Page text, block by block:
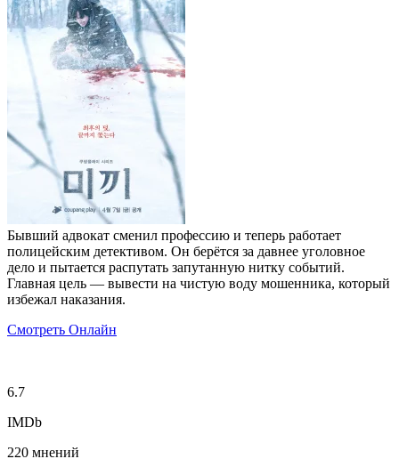
Бывший адвокат сменил профессию и теперь работает
полицейским детективом. Он берётся за давнее уголовное
дело и пытается распутать запутанную нитку событий.
Главная цель — вывести на чистую воду мошенника, который
избежал наказания.
Смотреть Онлайн
6.7
IMDb
220 мнений